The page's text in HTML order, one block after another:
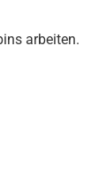
arbeiten.